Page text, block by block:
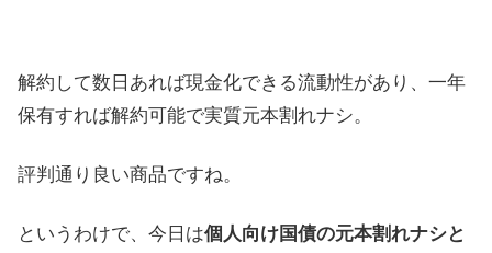
解約して数日あれば現金化できる流動性があり、一年
保有すれば解約可能で実質元本割れナシ。
評判通り良い商品ですね。
というわけで、今日は個人向け国債の元本割れナシと